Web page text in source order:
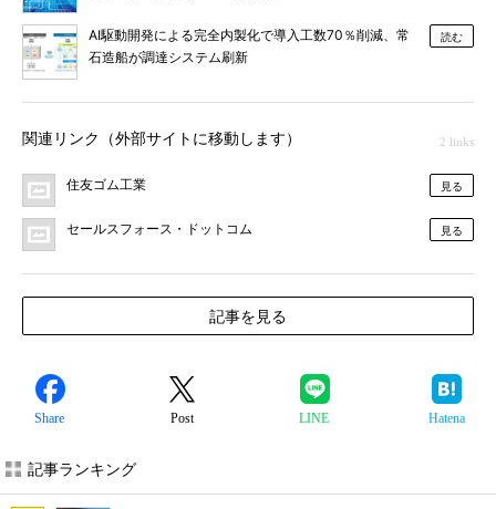
AI駆動開発による完全内製化で導入工数70％削減、常
石造船が調達システム刷新
読む
関連リンク（外部サイトに移動します） 2 links
住友ゴム工業 見る
セールスフォース・ドットコム 見る
記事を見る
Share Post LINE Hatena
記事ランキング